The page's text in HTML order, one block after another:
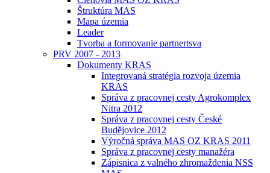
Štruktúra MAS
Mapa územia
Leader
Tvorba a formovanie partnertsva
PRV 2007 - 2013
Dokumenty KRAS
Integrovaná stratégia rozvoja územia
KRAS
Správa z pracovnej cesty Agrokomplex
Nitra 2012
Správa z pracovnej cesty České
Budějovice 2012
Výročná správa MAS OZ KRAS 2011
Správa z pracovnej cesty manažéra
Zápisnica z valného zhromaždenia NSS